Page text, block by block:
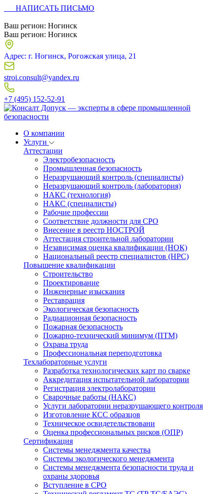
НАПИСАТЬ ПИСЬМО
Ваш регион: Ногинск
Ваш регион: Ногинск
Адрес: г. Ногинск, Рогожская улица, 21
stroi.consult@yandex.ru
+7 (495) 152-52-91
О компании
Услуги
Аттестации
Электробезопасность
Промышленная безопасность
Неразрушающий контроль (специалисты)
Неразрушающий контроль (лаборатория)
НАКС (технология)
НАКС (специалисты)
Рабочие профессии
Соответствие должности для СРО
Внесение в реестр НОСТРОЙ
Аттестация строительной лаборатории
Независимая оценка квалификации (НОК)
Национальный реестр специалистов (НРС)
Повышение квалификации
Строительство
Проектирование
Инженерные изыскания
Реставрация
Экологическая безопасность
Радиационная безопасность
Пожарная безопасность
Пожарно-технический минимум (ПТМ)
Охрана труда
Профессиональная переподготовка
Техлабораторные услуги
Разработка технологических карт по сварке
Аккредитация испытательной лаборатории
Регистрация электролаборатории
Сварочные работы (НАКС)
Услуги лаборатории неразрушающего контроля
Изготовление КСС образцов
Техническое освидетельствовани
Оценка профессиональных рисков (ОПР)
Сертификация
Системы менеджмента качества
Системы экологического менеджмента
Системы менеджмента безопасности труда и
охраны здоровья
Вступление в СРО